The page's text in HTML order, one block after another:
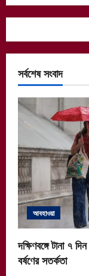
সর্বশেষ সংবাদ
আবহাওয়া
দক্ষিণবঙ্গে টানা ৭
বর্ষণের সতর্কতা